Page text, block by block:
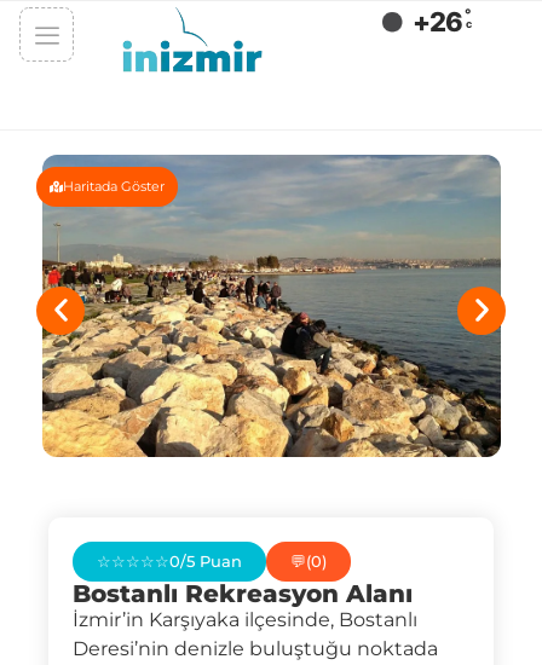
+26°
c
Haritada Göster
☆☆☆☆☆0/5 Puan 💬(0)
Bostanlı Rekreasyon Alanı
İzmir’in Karşıyaka ilçesinde, Bostanlı
Deresi’nin denizle buluştuğu noktada